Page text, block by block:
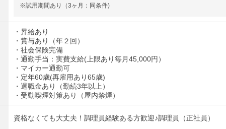
※試用期間あり（3ヶ月：同条件)
・昇給あり
・賞与あり（年２回）
・社会保険完備
・通勤手当：実費支給(上限あり毎月45,000円）
・マイカー通勤可
・定年60歳(再雇用あり65歳)
・退職金あり（勤続3年以上）
・受動喫煙対策あり（屋内禁煙）
資格なくても大丈夫！調理員経験ある方歓迎♪調理員（正社員）